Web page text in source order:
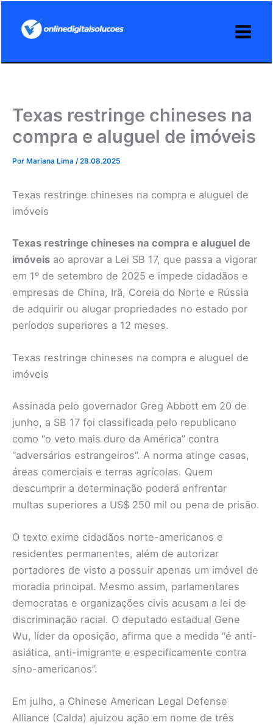
Texas restringe chineses na
compra e aluguel de imóveis
Por Mariana Lima /28.08.2025
Texas restringe chineses na compra e aluguel de
imóveis
Texas restringe chineses na compra e aluguel de
imóveis ao aprovar a Lei SB 17, que passa a vigorar
em 1º de setembro de 2025 e impede cidadãos e
empresas de China, Irã, Coreia do Norte e Rússia
de adquirir ou alugar propriedades no estado por
períodos superiores a 12 meses.
Texas restringe chineses na compra e aluguel de
imóveis
Assinada pelo governador Greg Abbott em 20 de
junho, a SB 17 foi classificada pelo republicano
como “o veto mais duro da América” contra
“adversários estrangeiros”. A norma atinge casas,
áreas comerciais e terras agrícolas. Quem
descumprir a determinação poderá enfrentar
multas superiores a US$ 250 mil ou pena de prisão.
O texto exime cidadãos norte-americanos e
residentes permanentes, além de autorizar
portadores de visto a possuir apenas um imóvel de
moradia principal. Mesmo assim, parlamentares
democratas e organizações civis acusam a lei de
discriminação racial. O deputado estadual Gene
Wu, líder da oposição, afirma que a medida “é anti-
asiática, anti-imigrante e especificamente contra
sino-americanos”.
Em julho, a Chinese American Legal Defense
Alliance (Calda) ajuizou ação em nome de três